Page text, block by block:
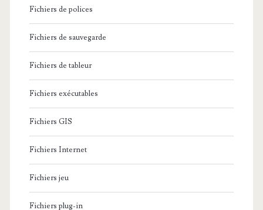
Fichiers de polices
Fichiers de sauvegarde
Fichiers de tableur
Fichiers exécutables
Fichiers GIS
Fichiers Internet
Fichiers jeu
Fichiers plug-in